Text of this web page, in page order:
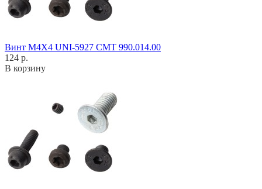
Винт M4X4 UNI-5927 CMT 990.014.00
124 р.
В корзину